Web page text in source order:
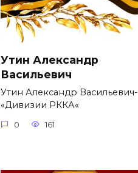
Утин Александр
Васильевич
Утин Александр Васильевич-
«Дивизии РККА«
0 161